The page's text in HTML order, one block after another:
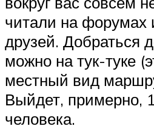
читали на
друзей. Добраться
можно на тук-туке
местный вид
Выйдет, примерно,
человека.